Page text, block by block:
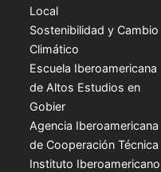
Local
Sostenibilidad y Cambio
Climático
Escuela Iberoamericana
de Altos Estudios en
Gobier
Agencia Iberoamericana
de Cooperación Técnica
Instituto Iberoamericano